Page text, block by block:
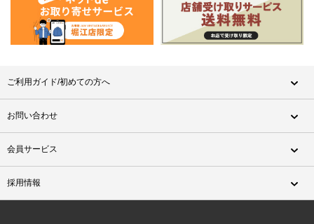
ご利用ガイド/初めての方へ
お問い合わせ
会員サービス
採用情報